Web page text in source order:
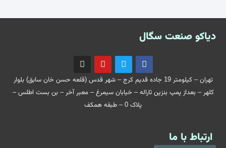
دیاکو صنعت سگال
تهران – کیلومتر 19 جاده قدیم کرج – شهر قدس (قلعه حسن خان سابق) بلوار
کلهر – بعداز پمپ بنزین ثاراله – خیابان سیمرغ – معبر آخر – بن بست اطلس –
پلاک 0 – طبقه همکف
ارتباط با ما